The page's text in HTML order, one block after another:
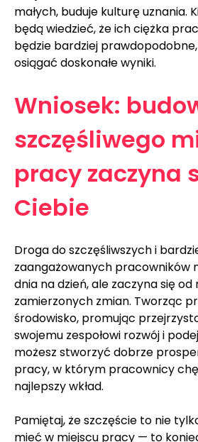
małych, buduje kulturę uznania.
będą wiedzieć, że ich ciężka
będzie bardziej
osiągać doskonałe wyniki.
Wniosek:
szczęśliwego
pracy zaczyna
Ciebie
Droga do szczęśliwszych i
zaangażowanych pracowników
dnia na dzień, ale zaczyna się od
zamierzonych zmian. Tworząc
środowisko, promując
swojemu zespołowi rozwój i
możesz stworzyć dobrze
pracy, w którym pracownicy
najlepszy wkład.
Pamiętaj, że szczęście to nie
mieć w miejscu pracy — to